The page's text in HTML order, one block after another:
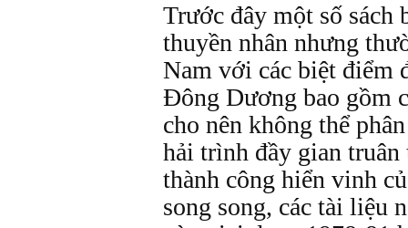
Trước đây một số sách
thuyền nhân nhưng
Nam với các biệt điểm
Ðông Dương bao gồm
cho nên không thể
hải trình đầy gian truân
thành công hiển vinh
song song, các tài liệu